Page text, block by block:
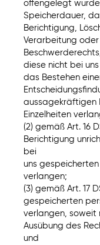
offengelegt
Speicherdauer,
Berichtigung,
Verarbeitung
diese nicht bei
das Bestehen
aussagekräftigen
Einzelheiten
(2) gemäß Art. 16
Berichtigung
bei
uns
verlangen;
(3) gemäß Art. 17
gespeicherten
verlangen, soweit
Ausübung des
und